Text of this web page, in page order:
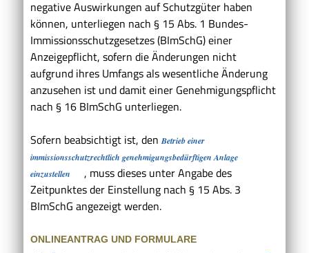
negative Auswirkungen auf Schutzgüter haben
können, unterliegen nach § 15 Abs. 1 Bundes-
Immissionsschutzgesetzes (BImSchG) einer
Anzeigepflicht, sofern die Änderungen nicht
aufgrund ihres Umfangs als wesentliche Änderung
anzusehen ist und damit einer Genehmigungspflicht
nach § 16 BImSchG unterliegen.
Sofern beabsichtigt ist, den Betrieb einer
immissionsschutzrechtlich genehmigungsbedürftigen Anlage
einzustellen
, muss dieses unter Angabe des
Zeitpunktes der Einstellung nach § 15 Abs. 3
BImSchG angezeigt werden.
ONLINEANTRAG UND FORMULARE